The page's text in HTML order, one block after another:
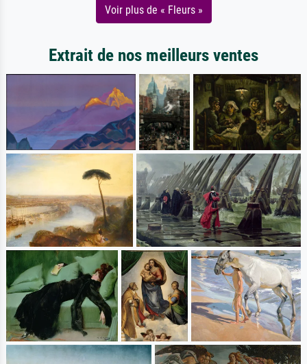
Voir plus de « Fleurs »
Extrait de nos meilleurs ventes